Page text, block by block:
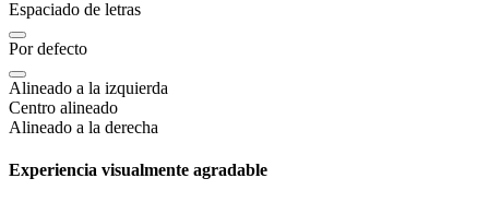
Espaciado de letras
Por defecto
Alineado a la izquierda
Centro alineado
Alineado a la derecha
Experiencia visualmente agradable